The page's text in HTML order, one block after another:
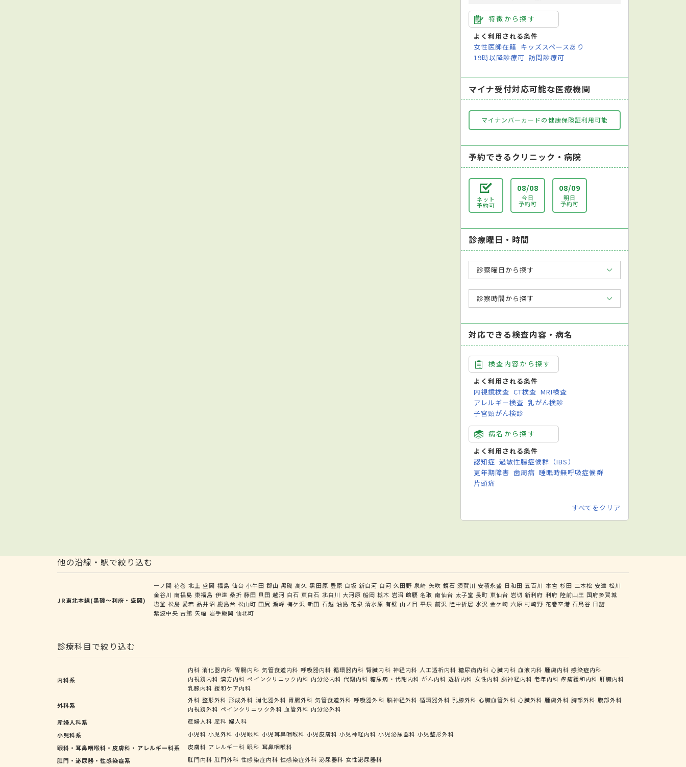
特徴から探す
よく利用される条件
女性医師在籍 キッズスペースあり
19時以降診療可 訪問診療可
マイナ受付対応可能な医療機関
マイナンバーカードの健康保険証利用可能
予約できるクリニック・病院
ネット
予約可
08/08
今日
予約可
08/09
明日
予約可
診療曜日・時間
診察曜日から探す
診察時間から探す
対応できる検査内容・病名
検査内容から探す
よく利用される条件
内視鏡検査 CT検査 MRI検査
アレルギー検査 乳がん検診
子宮頸がん検診
病名から探す
よく利用される条件
認知症 過敏性腸症候群（IBS）
更年期障害 歯周病 睡眠時無呼吸症候群
片頭痛
すべてをクリア
他の沿線・駅で絞り込む
JR東北本線(黒磯～利府・盛岡)
一ノ関 花巻 北上 盛岡 福島 仙台 小牛田 郡山 黒磯 高久 黒田原 豊原 白坂 新白河 白河 久田野 泉崎 矢吹 鏡石 須賀川 安積永盛 日和田 五百川 本宮 杉田 二本松 安達 松川
金谷川 南福島 東福島 伊達 桑折 藤田 貝田 越河 白石 東白石 北白川 大河原 船岡 槻木 岩沼 館腰 名取 南仙台 太子堂 長町 東仙台 岩切 新利府 利府 陸前山王 国府多賀城
塩釜 松島 愛宕 品井沼 鹿島台 松山町 田尻 瀬峰 梅ケ沢 新田 石越 油島 花泉 清水原 有壁 山ノ目 平泉 前沢 陸中折居 水沢 金ケ崎 六原 村崎野 花巻空港 石鳥谷 日詰
紫波中央 古館 矢幅 岩手飯岡 仙北町
診療科目で絞り込む
内科系
内科 消化器内科 胃腸内科 気管食道内科 呼吸器内科 循環器内科 腎臓内科 神経内科 人工透析内科 糖尿病内科 心臓内科 血液内科 腫瘍内科 感染症内科
内視鏡内科 漢方内科 ペインクリニック内科 内分泌内科 代謝内科 糖尿病・代謝内科 がん内科 透析内科 女性内科 脳神経内科 老年内科 疼痛緩和内科 肝臓内科
乳腺内科 緩和ケア内科
外科系
外科 整形外科 形成外科 消化器外科 胃腸外科 気管食道外科 呼吸器外科 脳神経外科 循環器外科 乳腺外科 心臓血管外科 心臓外科 腫瘍外科 胸部外科 腹部外科
内視鏡外科 ペインクリニック外科 血管外科 内分泌外科
産婦人科系
産婦人科 産科 婦人科
小児科系
小児科 小児外科 小児眼科 小児耳鼻咽喉科 小児皮膚科 小児神経内科 小児泌尿器科 小児整形外科
眼科・耳鼻咽喉科・皮膚科・アレルギー科系
皮膚科 アレルギー科 眼科 耳鼻咽喉科
肛門・泌尿器・性感染症系
肛門内科 肛門外科 性感染症内科 性感染症外科 泌尿器科 女性泌尿器科